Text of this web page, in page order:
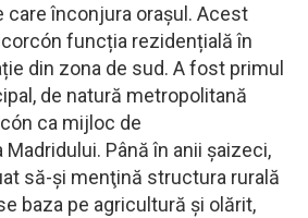
care înconjura orașul. Acest
funcția rezidențială în
din zona de sud. A fost primul
de natură metropolitană
ca mijloc de
Până în anii şaizeci,
să-şi menţină structura rurală
baza pe agricultură şi olărit,